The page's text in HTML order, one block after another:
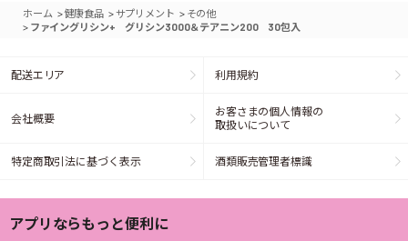
ホーム >健康食品 >サプリメント > その他
> ファイングリシン+ グリシン3000＆テアニン200 30包入
配送エリア 利用規約
会社概要
お客さまの個人情報の
取扱いについて
特定商取引法に基づく表示 酒類販売管理者標識
アプリならもっと便利に